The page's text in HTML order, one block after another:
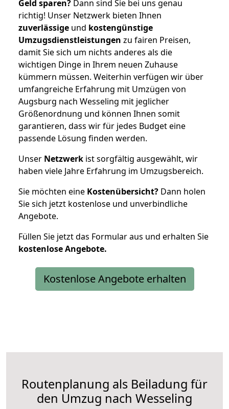
Geld sparen? Dann sind Sie bei uns genau
richtig! Unser Netzwerk bieten Ihnen
zuverlässige und kostengünstige
Umzugsdienstleistungen zu fairen Preisen,
damit Sie sich um nichts anderes als die
wichtigen Dinge in Ihrem neuen Zuhause
kümmern müssen. Weiterhin verfügen wir über
umfangreiche Erfahrung mit Umzügen von
Augsburg nach Wesseling mit jeglicher
Größenordnung und können Ihnen somit
garantieren, dass wir für jedes Budget eine
passende Lösung finden werden.
Unser Netzwerk ist sorgfältig ausgewählt, wir
haben viele Jahre Erfahrung im Umzugsbereich.
Sie möchten eine Kostenübersicht? Dann holen
Sie sich jetzt kostenlose und unverbindliche
Angebote.
Füllen Sie jetzt das Formular aus und erhalten Sie
kostenloseAngebote.
Kostenlose Angebote erhalten
Routenplanung als Beiladung für
den Umzug nach Wesseling